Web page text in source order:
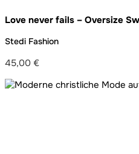
Love never fails – Oversize
Stedi Fashion
45,00 €